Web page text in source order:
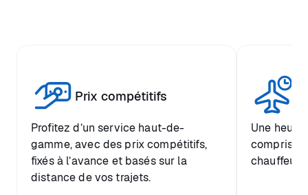
Prix compétitifs
Profitez d’un service haut-de-
gamme, avec des prix compétitifs,
fixés à l’avance et basés sur la
distance de vos trajets.
Une heure
comprise
chauffeur.